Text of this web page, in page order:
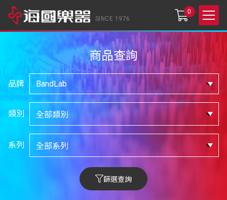
SINCE 1976
0
商品查詢
品牌
類別
系列
篩選查詢